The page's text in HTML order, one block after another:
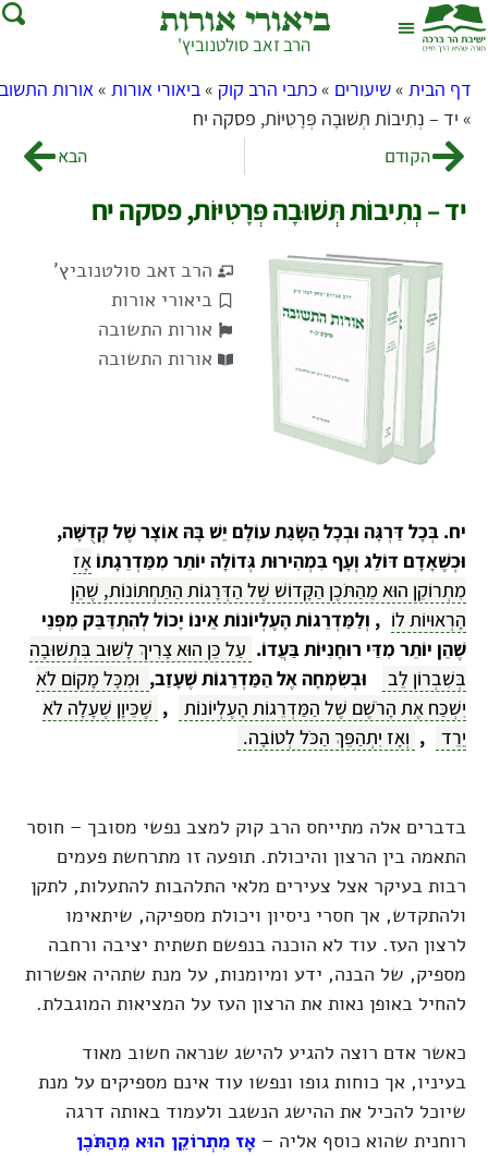
ביאורי אורות
הרב זאב סולטנוביץ'
דף הבית» שיעורים» כתבי הרב קוק» ביאורי אורות» אורות התשובה
יד – נְתִיבוֹת תְּשׁוּבָה פְּרָטִיּוֹת, פסקה יח
הקודם הבא
יד – נְתִיבוֹת תְּשׁוּבָה פְּרָטִיּוֹת, פסקה יח
הרב זאב סולטנוביץ'
ביאורי אורות
אורות התשובה
אורות התשובה
יח. בְּכָל דַּרְגָּה וּבְכָל הַשָּׂגַת עוֹלָם יֵשׁ בָּהּ אוֹצָר שֶׁל קְדֻשָּׁה,
וּכְשֶׁאָדָם דּוֹלֵג וְעָף בִּמְהִירוּת גְּדוֹלָה יוֹתֵר מִמַּדְרֵגָתוֹאָז
מִתְרוֹקֵן הוּא מֵהַתֹּכֶן הַקָּדוֹשׁ שֶׁל הַדְּרָגוֹת הַתַּחְתּוֹנוֹת, שֶׁהֵן
הָרְאוּיוֹת לוֹ , וְלַמַּדְרֵגוֹת הָעֶלְיוֹנוֹת אֵינוֹ יָכוֹל לְהִתְדַּבֵּק מִפְּנֵי
שֶׁהֵן יוֹתֵר מִדַּי רוּחָנִיּוֹת בַּעֲדוֹ. עַל כֵּן הוּא צָרִיךְ לָשׁוּב בִּתְשׁוּבָה
בְּשִׁבְרוֹן לֵב
וּבְשִׂמְחָה אֶל הַמַּדְרֵגוֹת שֶׁעָזַב, וּמִכָּל מָקוֹם לֹא
יִשְׁכַּח אֶת הָרֹשֶׁם שֶׁל הַמַּדְרֵגוֹת הָעֶלְיוֹנוֹת
שֶׁכֵּיוָן שֶׁעָלָה לֹא
יֵרֵד
וְאָז יִתְהַפֵּךְ הַכֹּל לְטוֹבָה.
בדברים אלה מתייחס הרב קוק למצב נפשי מסובך – חוסר
התאמה בין הרצון והיכולת. תופעה זו מתרחשת פעמים
רבות בעיקר אצל צעירים מלאי התלהבות להתעלות, לתקן
ולהתקדש, אך חסרי ניסיון ויכולת מספיקה, שיתאימו
לרצון העז. עוד לא הוכנה בנפשם תשתית יציבה ורחבה
מספיק, של הבנה, ידע ומיומנות, על מנת שתהיה אפשרות
להחיל באופן נאות את הרצון העז על המציאות המוגבלת.
כאשר אדם רוצה להגיע להישג שנראה חשוב מאוד
בעיניו, אך כוחות גופו ונפשו עוד אינם מספיקים על מנת
שיוכל להכיל את ההישג הנשגב ולעמוד באותה דרגה
רוחנית שהוא כוסף אליה – אָז מִתְרוֹקֵן הוּא מֵהַתֹּכֶן